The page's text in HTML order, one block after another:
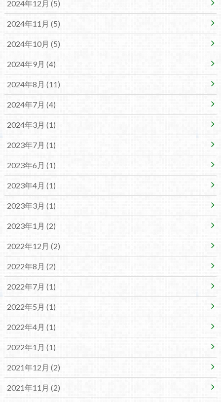
2024年12月 (5)
2024年11月 (5)
2024年10月 (5)
2024年9月 (4)
2024年8月 (11)
2024年7月 (4)
2024年3月 (1)
2023年7月 (1)
2023年6月 (1)
2023年4月 (1)
2023年3月 (1)
2023年1月 (2)
2022年12月 (2)
2022年8月 (2)
2022年7月 (1)
2022年5月 (1)
2022年4月 (1)
2022年1月 (1)
2021年12月 (2)
2021年11月 (2)